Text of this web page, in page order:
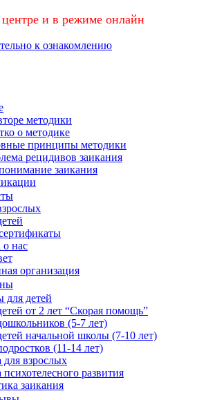
и в режиме онлайн
к ознакомлению
методики
о методике
принципы методики
рецидивов заикания
заикания
нас
организация
детей
от 2 лет “Скорая помощь”
(5-7 лет)
начальной школы (7-10 лет)
(11-14 лет)
взрослых
развития
заикания